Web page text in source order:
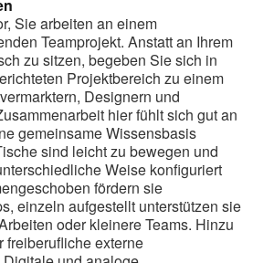
Sie arbeiten an einem
Teamprojekt. Anstatt an Ihrem
zu sitzen, begeben Sie sich in
Projektbereich zu einem
Designern und
hier fühlt sich gut an
gemeinsame Wissensbasis
sind leicht zu bewegen und
Weise konfiguriert
fördern sie
einzeln aufgestellt unterstützen sie
oder kleinere Teams. Hinzu
freiberufliche externe